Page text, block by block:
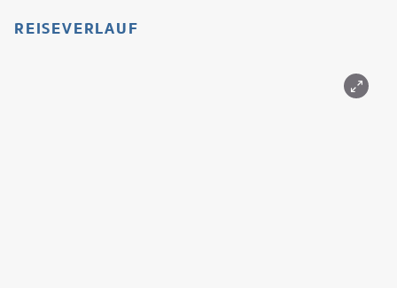
REISEVERLAUF